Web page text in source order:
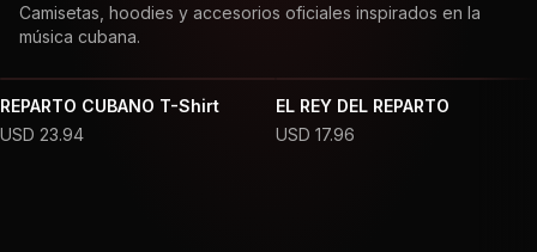
Camisetas, hoodies y accesorios oficiales inspirados en la
música cubana.
REPARTO CUBANO T-Shirt
USD 23.94
EL REY DEL REPARTO
USD 17.96